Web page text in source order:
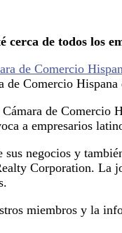
de todos los
de Comercio Hispana
de Comercio
a empresarios
negocios y
Corporation. La
miembros y la